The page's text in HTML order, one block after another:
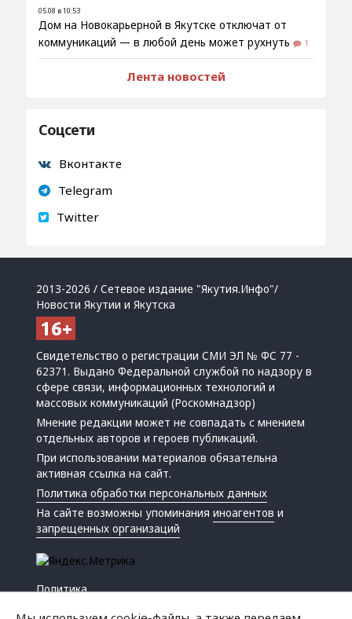
05.08 в 10:53
Дом на Новокарьерной в Якутске отключат от
коммуникаций — в любой день может рухнуть
1
Лента новостей
Соцсети
Вконтакте
Telegram
Twitter
2013-2026 / Сетевое издание "Якутия.Инфо"/
Новости Якутии и Якутска
Свидетельство о регистрации СМИ ЭЛ № ФС 77 -
62371. Выдано Федеральной службой по надзору в
сфере связи, информационных технологий и
массовых коммуникаций (Роскомнадзор)
Мнение редакции может не совпадать с мнением
отдельных авторов и героев публикаций.
При использовании материалов обязательна
активная ссылка на сайт.
Политика обработки персональных данных
На сайте возможны упоминанияиноагентов и
запрещенных организаций
Политика